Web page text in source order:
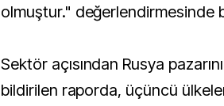
olmuştur." değerlendirmesinde
Sektör açısından Rusya
bildirilen raporda, üçüncü